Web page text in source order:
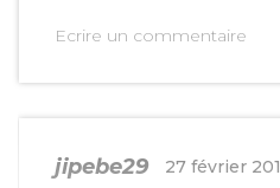
Ecrire un commentaire
jipebe29 27 février